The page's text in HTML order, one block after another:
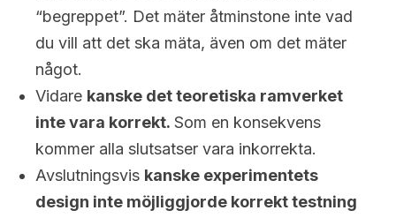
“begreppet”. Det mäter åtminstone inte vad
du vill att det ska mäta, även om det mäter
något.
Vidare kanske det teoretiska ramverket
inte vara korrekt. Som en konsekvens
kommer alla slutsatser vara inkorrekta.
Avslutningsvis kanske experimentets
design inte möjliggjorde korrekt testning